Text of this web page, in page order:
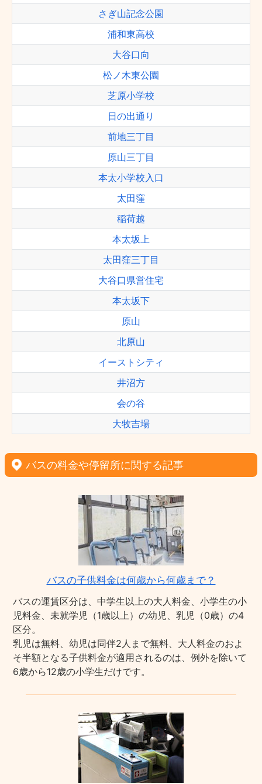
さぎ山記念公園
浦和東高校
大谷口向
松ノ木東公園
芝原小学校
日の出通り
前地三丁目
原山三丁目
本太小学校入口
太田窪
稲荷越
本太坂上
太田窪三丁目
大谷口県営住宅
本太坂下
原山
北原山
イーストシティ
井沼方
会の谷
大牧吉場
バスの料金や停留所に関する記事
バスの子供料金は何歳から何歳まで？
バスの運賃区分は、中学生以上の大人料金、小学生の小
児料金、未就学児（1歳以上）の幼児、乳児（0歳）の4
区分。
乳児は無料、幼児は同伴2人まで無料、大人料金のおよ
そ半額となる子供料金が適用されるのは、例外を除いて
6歳から12歳の小学生だけです。